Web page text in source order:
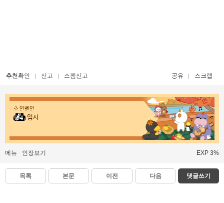
추천확인 신고 스팸신고 공유 스크랩
초 인벤인
입사
메뉴 인장보기 EXP 3%
목록 본문 이전 다음 댓글쓰기